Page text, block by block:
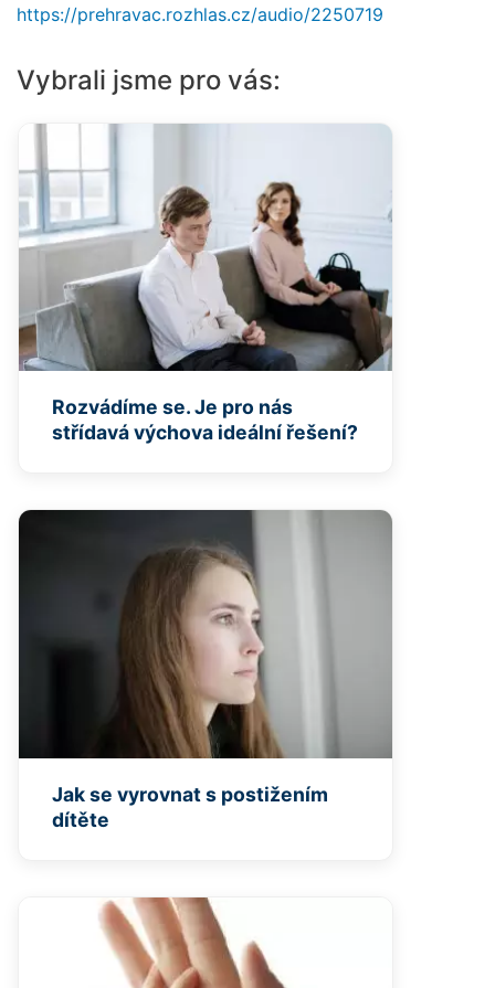
https://prehravac.rozhlas.cz/audio/2250719
Vybrali jsme pro vás:
Rozvádíme se. Je pro nás
střídavá výchova ideální řešení?
Jak se vyrovnat s postižením
dítěte